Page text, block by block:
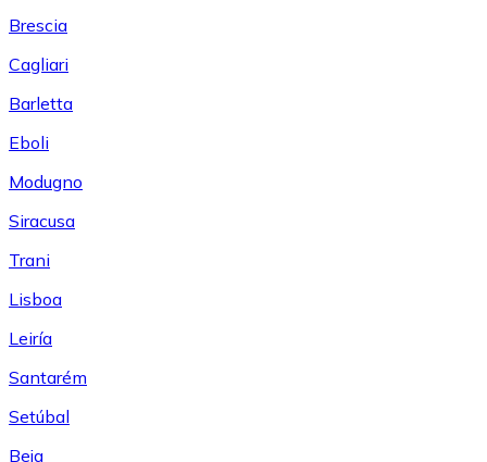
Brescia
Cagliari
Barletta
Eboli
Modugno
Siracusa
Trani
Lisboa
Leiría
Santarém
Setúbal
Beja